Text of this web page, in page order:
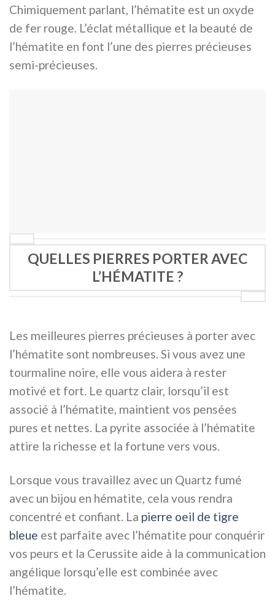
Chimiquement parlant, l’hématite est un oxyde
de fer rouge. L’éclat métallique et la beauté de
l’hématite en font l’une des pierres précieuses
semi-précieuses.
QUELLES PIERRES PORTER AVEC
L’HÉMATITE ?
Les meilleures pierres précieuses à porter avec
l’hématite sont nombreuses. Si vous avez une
tourmaline noire, elle vous aidera à rester
motivé et fort. Le quartz clair, lorsqu’il est
associé à l’hématite, maintient vos pensées
pures et nettes. La pyrite associée à l’hématite
attire la richesse et la fortune vers vous.
Lorsque vous travaillez avec un Quartz fumé
avec un bijou en hématite, cela vous rendra
concentré et confiant. La pierre oeil de tigre
bleue est parfaite avec l’hématite pour conquérir
vos peurs et la Cerussite aide à la communication
angélique lorsqu’elle est combinée avec
l’hématite.